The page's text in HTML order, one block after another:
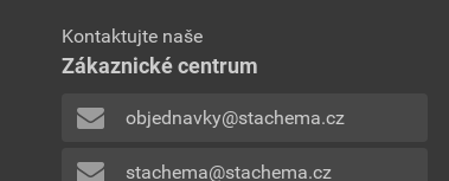
Kontaktujte naše
Zákaznické centrum
objednavky@stachema.cz
stachema@stachema.cz